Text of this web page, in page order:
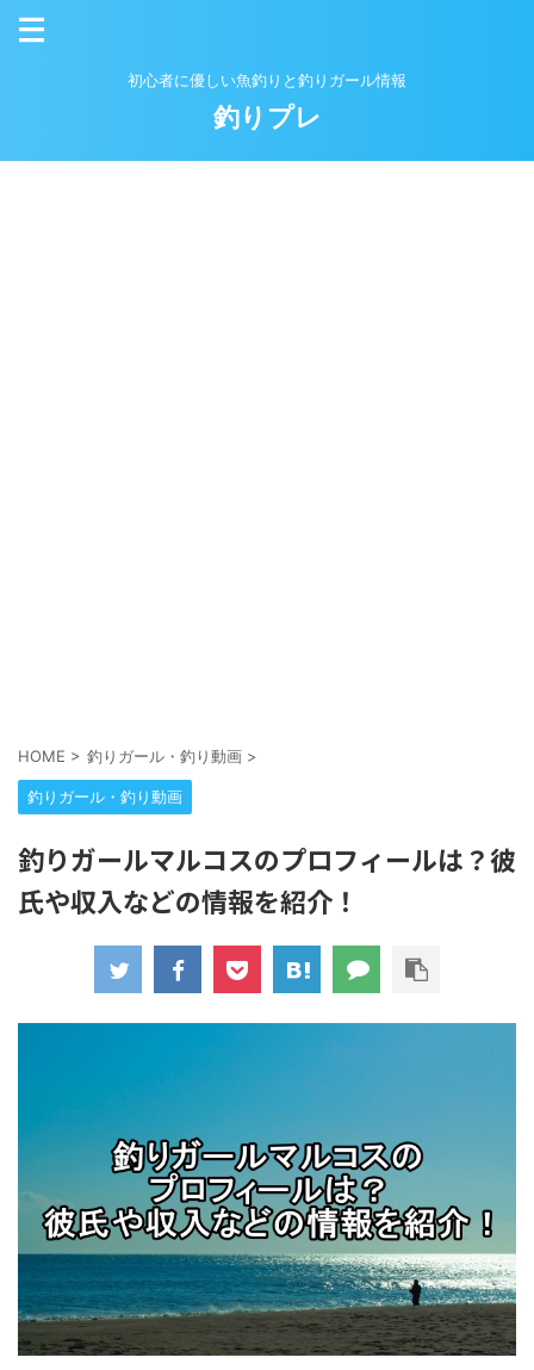
初心者に優しい魚釣りと釣りガール情報
釣りプレ
HOME > 釣りガール・釣り動画 >
釣りガール・釣り動画
釣りガールマルコスのプロフィールは？彼
氏や収入などの情報を紹介！